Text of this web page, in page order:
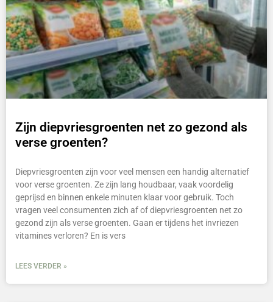
Zijn diepvriesgroenten net zo gezond als
verse groenten?
Diepvriesgroenten zijn voor veel mensen een handig alternatief
voor verse groenten. Ze zijn lang houdbaar, vaak voordelig
geprijsd en binnen enkele minuten klaar voor gebruik. Toch
vragen veel consumenten zich af of diepvriesgroenten net zo
gezond zijn als verse groenten. Gaan er tijdens het invriezen
vitamines verloren? En is vers
LEES VERDER »